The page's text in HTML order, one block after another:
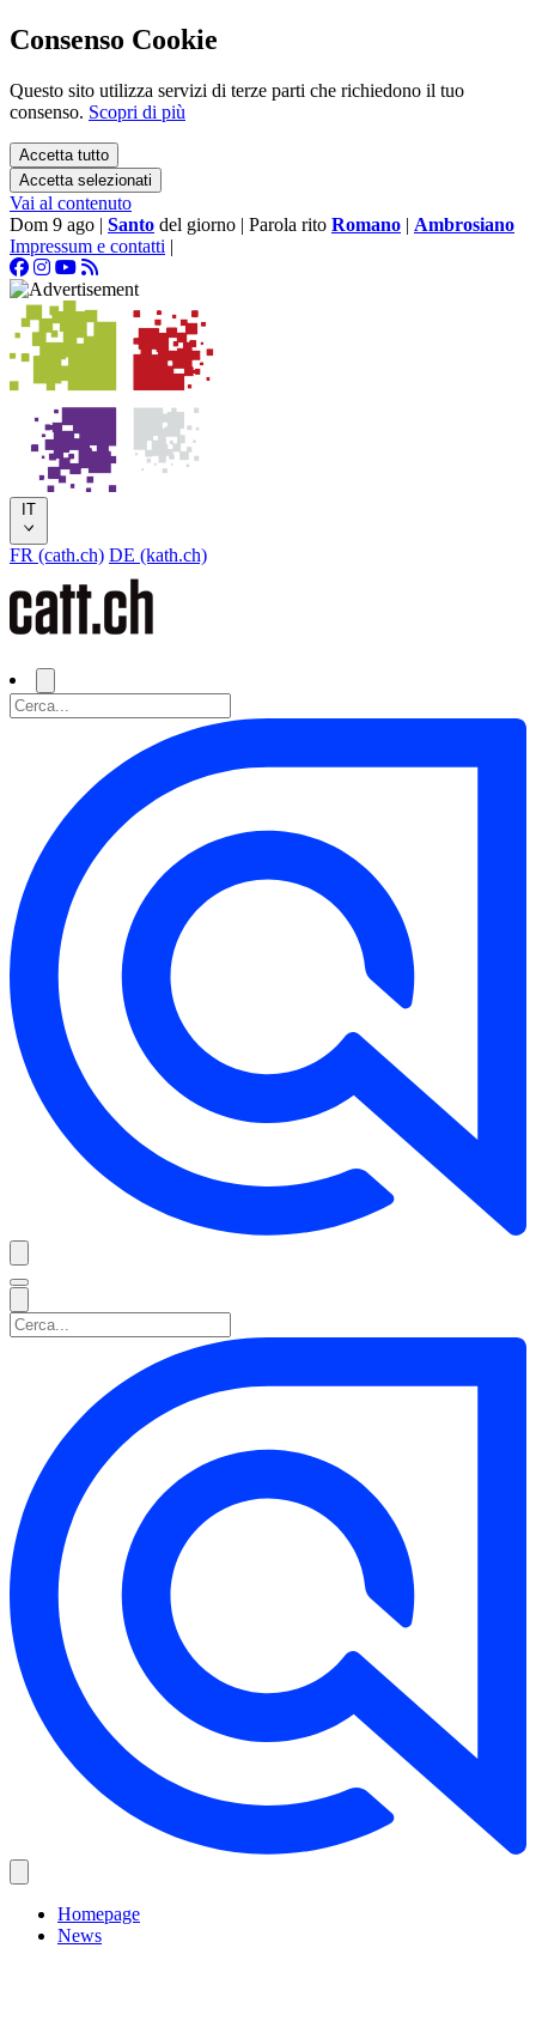
Consenso Cookie
Questo sito utilizza servizi di terze parti che richiedono il tuo
consenso. Scopri di più
Accetta tutto
Accetta selezionati
Vai al contenuto
Dom 9 ago | Santo del giorno | Parola rito Romano | Ambrosiano
Impressum e contatti |
IT
FR (cath.ch) DE (kath.ch)
Homepage
News